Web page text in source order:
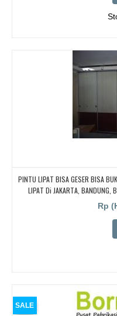
PINTU LIPAT BISA GESER BISA
LIPAT Di JAKARTA, BANDUNG,
BOGOR,. BORNEO PABRIK
Rp
SALE